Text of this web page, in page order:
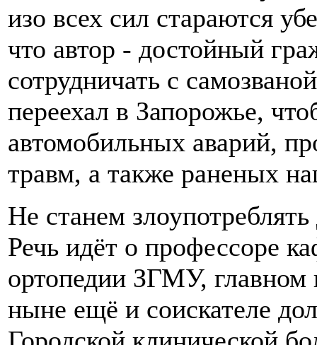
изо всех сил стараются
что автор - достойный
сотрудничать с
переехал в Запорожье,
автомобильных аварий,
травм, а также раненых
Не станем
Речь идёт о профессоре
ортопедии ЗГМУ,
ныне ещё и соискателе